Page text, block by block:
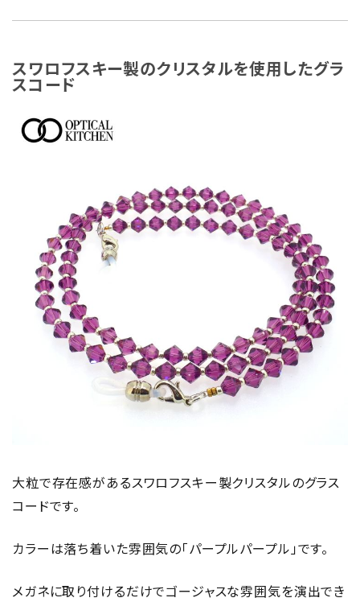
スワロフスキー製のクリスタルを使用したグラ
スコード
大粒で存在感があるスワロフスキー製クリスタルのグラス
コードです。
カラーは落ち着いた雰囲気の「パープルパープル」です。
メガネに取り付けるだけでゴージャスな雰囲気を演出でき